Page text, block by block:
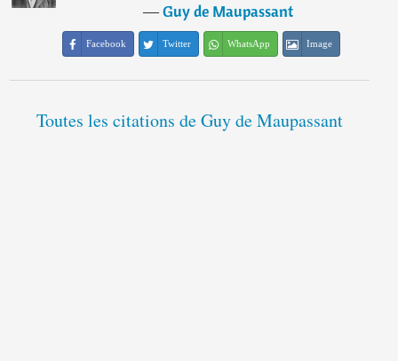
―Guy de Maupassant
Facebook Twitter WhatsApp Image
Toutes les citations de Guy de Maupassant